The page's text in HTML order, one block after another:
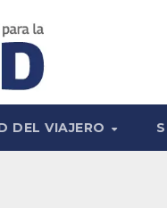
DEL VIAJERO